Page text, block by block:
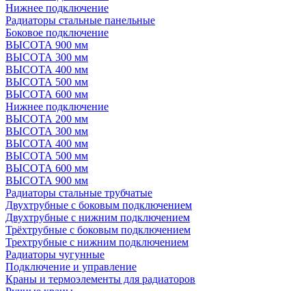
Нижнее подключение
Радиаторы стальные панельные
Боковое подключение
ВЫСОТА 900 мм
ВЫСОТА 300 мм
ВЫСОТА 400 мм
ВЫСОТА 500 мм
ВЫСОТА 600 мм
Нижнее подключение
ВЫСОТА 200 мм
ВЫСОТА 300 мм
ВЫСОТА 400 мм
ВЫСОТА 500 мм
ВЫСОТА 600 мм
ВЫСОТА 900 мм
Радиаторы стальные трубчатые
Двухтрубные с боковым подключением
Двухтрубные с нижним подключением
Трёхтрубные с боковым подключением
Трехтрубные с нижним подключением
Радиаторы чугунные
Подключение и управление
Краны и термоэлементы для радиаторов